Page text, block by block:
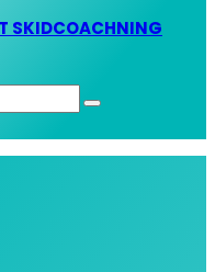
SKIDCOACHNING